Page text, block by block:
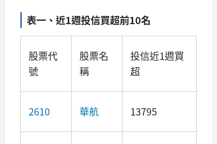
表一、近1週投信買超前10名
股票代
號
股票名
稱
投信近1週買
超
2610 華航 13795